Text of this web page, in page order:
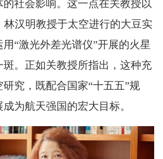
社会影响。这一点在关教授以
汉明教授于太空进行的大豆实
“激光外差光谱仪”开展的火星
。正如关教授所指出，这种充
究，既配合国家“十五五”规
为航天强国的宏大目标。